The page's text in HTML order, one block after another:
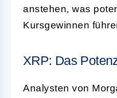
anstehen, was
Kursgewinnen
XRP: Das
Analysten von